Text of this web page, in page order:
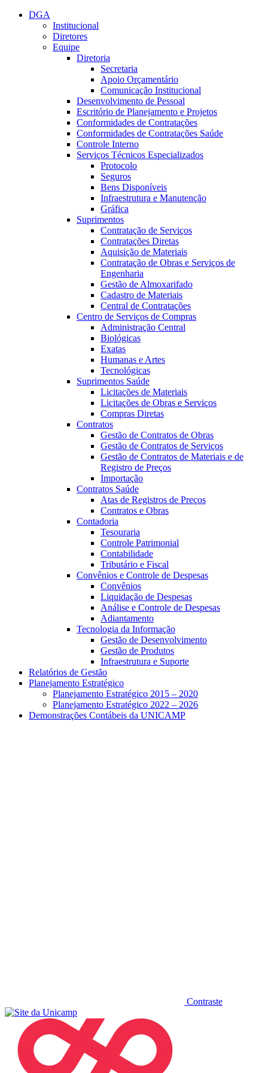
Conteúdo principal
DGA
Institucional
Diretores
Equipe
Diretoria
Secretaria
Apoio Orçamentário
Comunicação Institucional
Desenvolvimento de Pessoal
Escritório de Planejamento e Projetos
Conformidades de Contratações
Conformidades de Contratações Saúde
Controle Interno
Serviços Técnicos Especializados
Protocolo
Seguros
Bens Disponíveis
Infraestrutura e Manutenção
Gráfica
Suprimentos
Contratação de Serviços
Contratações Diretas
Aquisição de Materiais
Contratação de Obras e Serviços de
Engenharia
Gestão de Almoxarifado
Cadastro de Materiais
Central de Contratações
Centro de Serviços de Compras
Administração Central
Biológicas
Exatas
Humanas e Artes
Tecnológicas
Suprimentos Saúde
Licitações de Materiais
Licitações de Obras e Serviços
Compras Diretas
Contratos
Gestão de Contratos de Obras
Gestão de Contratos de Serviços
Gestão de Contratos de Materiais e de
Registro de Preços
Importação
Contratos Saúde
Atas de Registros de Preços
Contratos e Obras
Contadoria
Tesouraria
Controle Patrimonial
Contabilidade
Tributário e Fiscal
Convênios e Controle de Despesas
Convênios
Liquidação de Despesas
Análise e Controle de Despesas
Adiantamento
Tecnologia da Informação
Gestão de Desenvolvimento
Gestão de Produtos
Infraestrutura e Suporte
Relatórios de Gestão
Planejamento Estratégico
Planejamento Estratégico 2015 – 2020
Planejamento Estratégico 2022 – 2026
Demonstrações Contábeis da UNICAMP
Contraste